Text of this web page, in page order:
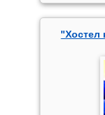
"Хостел